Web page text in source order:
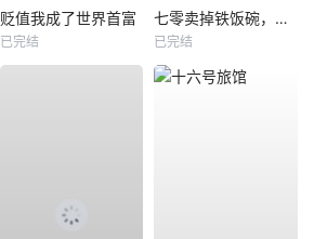
贬值我成了世界首富
已完结
七零卖掉铁饭碗，囤满空间下乡去
已完结